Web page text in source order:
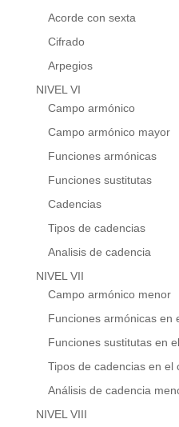
Acorde con sexta
Cifrado
Arpegios
NIVEL VI
Campo armónico
Campo armónico mayor
Funciones armónicas
Funciones sustitutas
Cadencias
Tipos de cadencias
Analisis de cadencia
NIVEL VII
Campo armónico menor
Funciones armónicas en
Funciones sustitutas en
Tipos de cadencias en el
Análisis de cadencia
NIVEL VIII